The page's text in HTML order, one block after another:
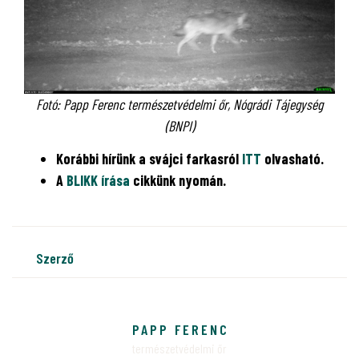
Fotó: Papp Ferenc természetvédelmi őr, Nógrádi Tájegység
(BNPI)
Korábbi hírünk a svájci farkasról ITT olvasható.
A BLIKK írása cikkünk nyomán.
szerző
PAPP FERENC